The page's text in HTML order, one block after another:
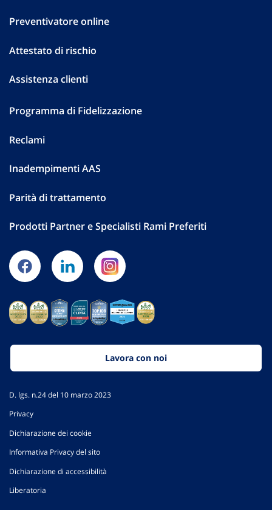
Preventivatore online
Attestato di rischio
Assistenza clienti
Programma di Fidelizzazione
Reclami
Inadempimenti AAS
Parità di trattamento
Prodotti Partner e Specialisti Rami Preferiti
Lavora con noi
D. lgs. n.24 del 10 marzo 2023
Privacy
Dichiarazione dei cookie
Informativa Privacy del sito
Dichiarazione di accessibilità
Liberatoria